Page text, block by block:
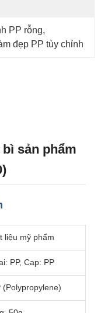
PP rỗng,
đẹp PP tùy chỉnh
sản phẩm
liệu mỹ phẩm
PP, Cap: PP
(Polypropylene)